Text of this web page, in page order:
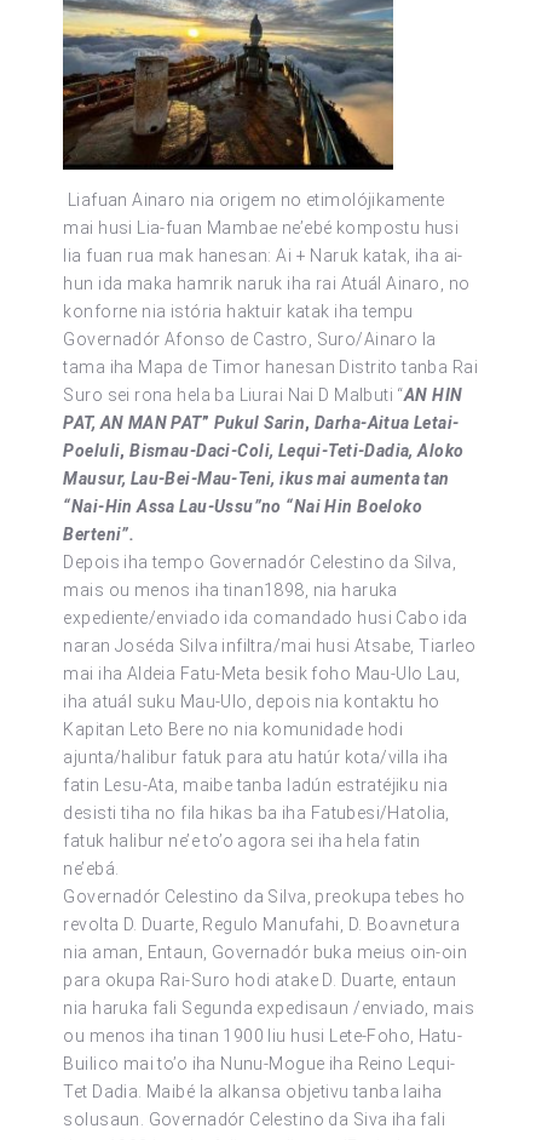
Liafuan Ainaro nia origem no etimolójikamente
mai husi Lia-fuan Mambae ne’ebé kompostu husi
lia fuan rua mak hanesan: Ai + Naruk katak, iha ai-
hun ida maka hamrik naruk iha rai Atuál Ainaro, no
konforne nia istória haktuir katak iha tempu
Governadór Afonso de Castro, Suro/Ainaro la
tama iha Mapa de Timor hanesan Distrito tanba Rai
Suro sei rona hela ba Liurai Nai D Malbuti “AN HIN
PAT, AN MAN PAT” Pukul Sarin,Darha-Aitua Letai-
Poeluli,Bismau-Daci-Coli, Lequi-Teti-Dadia, Aloko
Mausur, Lau-Bei-Mau-Teni, ikus mai aumenta tan
“Nai-Hin Assa Lau-Ussu”no “Nai Hin Boeloko
Berteni”.
Depois iha tempo Governadór Celestino da Silva,
mais ou menos iha tinan1898, nia haruka
expediente/enviado ida comandado husi Cabo ida
naran Joséda Silva infiltra/mai husi Atsabe, Tiarleo
mai iha Aldeia Fatu-Meta besik foho Mau-Ulo Lau,
iha atuál suku Mau-Ulo, depois nia kontaktu ho
Kapitan Leto Bere no nia komunidade hodi
ajunta/halibur fatuk para atu hatúr kota/villa iha
fatin Lesu-Ata, maibe tanba ladún estratéjiku nia
desisti tiha no fila hikas ba iha Fatubesi/Hatolia,
fatuk halibur ne’e to’o agora sei iha hela fatin
ne’ebá.
Governadór Celestino da Silva, preokupa tebes ho
revolta D. Duarte, Regulo Manufahi, D. Boavnetura
nia aman, Entaun, Governadór buka meius oin-oin
para okupa Rai-Suro hodi atake D. Duarte, entaun
nia haruka fali Segunda expedisaun /enviado, mais
ou menos iha tinan 1900 liu husi Lete-Foho, Hatu-
Builico mai to’o iha Nunu-Mogue iha Reino Lequi-
Tet Dadia. Maibé la alkansa objetivu tanba laiha
solusaun. Governadór Celestino da Siva iha fali